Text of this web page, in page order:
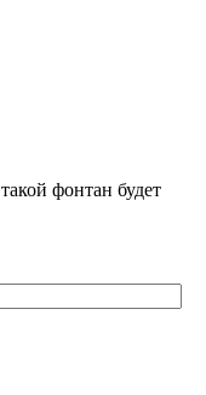
фонтан будет